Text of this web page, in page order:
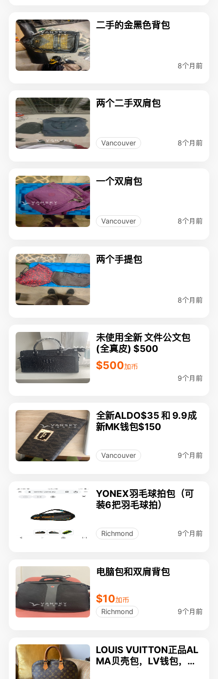
二手的金黑色背包
8个月前
两个二手双肩包
Vancouver 8个月前
一个双肩包
Vancouver 8个月前
两个手提包
8个月前
未使用全新 文件公文包
(全真皮) $500
$500加币
9个月前
全新ALDO$35 和 9.9成
新MK钱包$150
Vancouver 9个月前
YONEX羽毛球拍包（可
装6把羽毛球拍）
Richmond 9个月前
电脑包和双肩背包
$10加币
Richmond
9个月前
LOUIS VUITTON正品AL
MA贝壳包，LV钱包，香